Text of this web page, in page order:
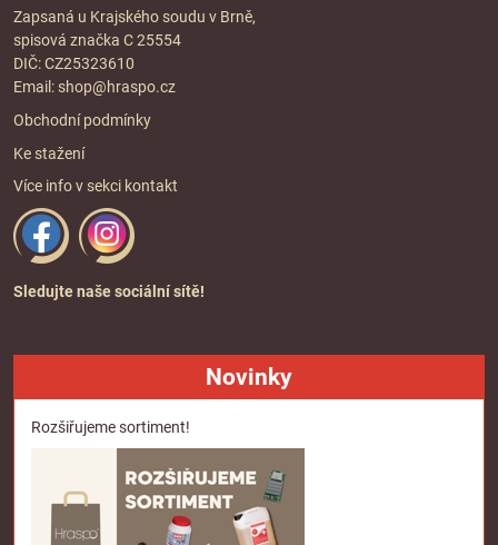
Zapsaná u Krajského soudu v Brně,
spisová značka C 25554
DIČ: CZ25323610
Email: shop@hraspo.cz
Obchodní podmínky
Ke stažení
Více info v sekci kontakt
Sledujte naše sociální sítě!
Novinky
Rozšiřujeme sortiment!